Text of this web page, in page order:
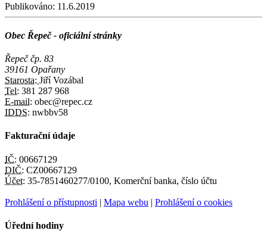
Publikováno: 11.6.2019
Obec Řepeč - oficiální stránky
Řepeč čp. 83
39161 Opařany
Starosta: Jiří Vozábal
Tel: 381 287 968
E-mail: obec@repec.cz
IDDS: nwbbv58
Fakturační údaje
IČ: 00667129
DIČ: CZ00667129
Účet: 35-7851460277/0100, Komerční banka, číslo účtu
Prohlášení o přístupnosti | Mapa webu | Prohlášení o cookies
Úřední hodiny